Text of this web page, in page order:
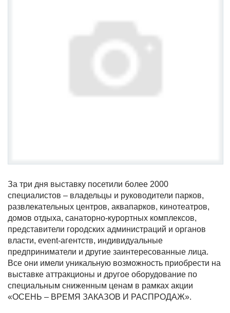
За три дня выставку посетили более 2000
специалистов – владельцы и руководители парков,
развлекательных центров, аквапарков, кинотеатров,
домов отдыха, санаторно-курортных комплексов,
представители городских администраций и органов
власти, event-агентств, индивидуальные
предприниматели и другие заинтересованные лица.
Все они имели уникальную возможность приобрести на
выставке аттракционы и другое оборудование по
специальным сниженным ценам в рамках акции
«ОСЕНЬ – ВРЕМЯ ЗАКАЗОВ И РАСПРОДАЖ».